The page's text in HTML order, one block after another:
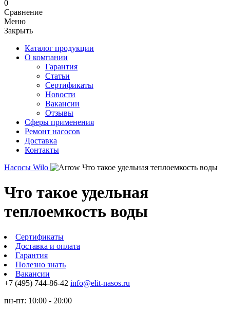
0
Сравнение
Меню
Закрыть
Каталог продукции
О компании
Гарантия
Статьи
Сертификаты
Новости
Вакансии
Отзывы
Сферы применения
Ремонт насосов
Доставка
Контакты
Насосы Wilo
Что такое удельная теплоемкость воды
Что такое удельная
теплоемкость воды
Сертификаты
Доставка и оплата
Гарантия
Полезно знать
Вакансии
+7 (495) 744-86-42 info@elit-nasos.ru
пн-пт: 10:00 - 20:00